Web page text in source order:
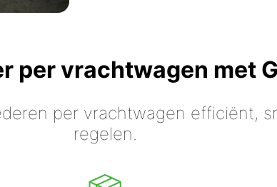
per vrachtwagen met
per vrachtwagen efficiënt,
regelen.